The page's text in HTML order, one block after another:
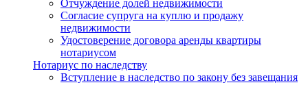
Отчуждение долей недвижимости
Согласие супруга на куплю и продажу
недвижимости
Удостоверение договора аренды квартиры
нотариусом
Нотариус по наследству
Вступление в наследство по закону без завещания